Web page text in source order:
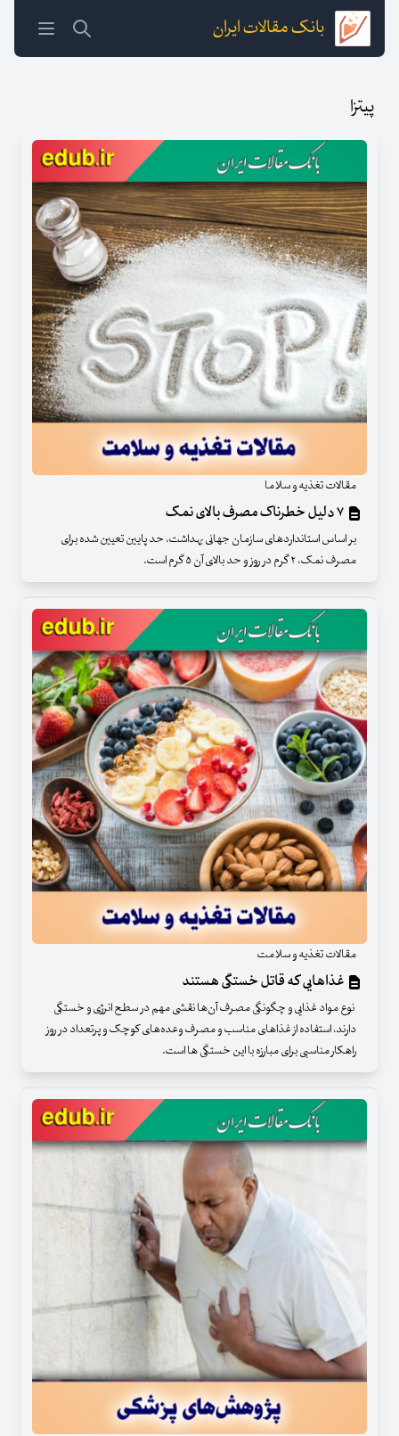
بانک مقالات ایران
پیتزا
مقالات تغذیه و سلاما
بر اساس استانداردهای سازمان جهانی بهداشت، حد پایین تعیین شده برای
مصرف نمک، ۲ گرم در روز و حد بالای آن ۵ گرم است.
مقالات تغذیه و سلامت
غذاهایی که قاتل خستگی هستند
نوع مواد غذایی و چگونگی مصرف آن‌ها نقشی مهم در سطح انرژی و خستگی
دارند، استفاده از غذاهای مناسب و مصرف وعده‌های کوچک و پرتعداد در روز
راهکار مناسبی برای مبارزه با این خستگی ها است.